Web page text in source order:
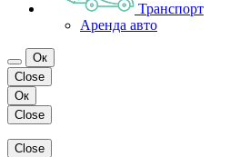
Транспорт
Аренда авто
Ок
Close
Ок
Close
Close